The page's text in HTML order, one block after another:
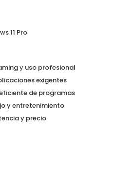
11 Pro
y uso profesional
exigentes
de programas
y entretenimiento
y precio